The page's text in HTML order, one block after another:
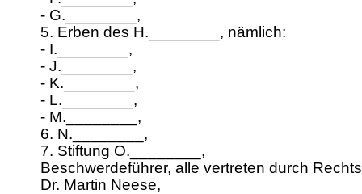
- G.________,
5. Erben des H.________, nämlich:
- I.________,
- J.________,
- K.________,
- L.________,
- M.________,
6. N.________,
7. Stiftung O.________,
Beschwerdeführer, alle vertreten durch
Dr. Martin Neese,